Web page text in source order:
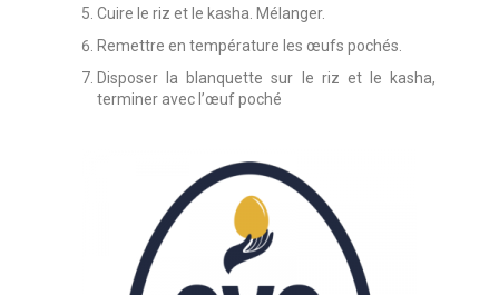
Cuire le riz et le kasha. Mélanger.
Remettre en température les œufs pochés.
Disposer la blanquette sur le riz et le kasha,
terminer avec l’œuf poché